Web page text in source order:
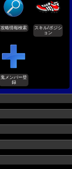
攻略情報検索
スキル/ポジシ
ョン
鬼メンバー登
録